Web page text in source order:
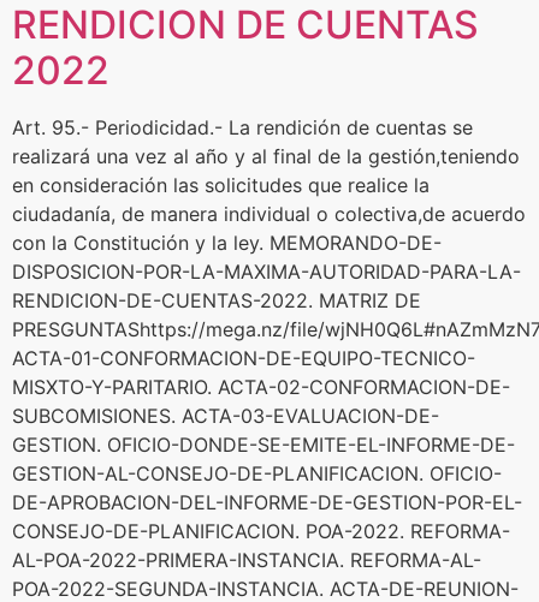
RENDICION DE CUENTAS
2022
Art. 95.- Periodicidad.- La rendición de cuentas se
realizará una vez al año y al final de la gestión,teniendo
en consideración las solicitudes que realice la
ciudadanía, de manera individual o colectiva,de acuerdo
con la Constitución y la ley. MEMORANDO-DE-
DISPOSICION-POR-LA-MAXIMA-AUTORIDAD-PARA-LA-
RENDICION-DE-CUENTAS-2022. MATRIZ DE
PRESGUNTAShttps://mega.nz/file/
ACTA-01-CONFORMACION-DE-EQUIPO-TECNICO-
MISXTO-Y-PARITARIO. ACTA-02-CONFORMACION-DE-
SUBCOMISIONES. ACTA-03-EVALUACION-DE-
GESTION. OFICIO-DONDE-SE-EMITE-EL-INFORME-DE-
GESTION-AL-CONSEJO-DE-PLANIFICACION. OFICIO-
DE-APROBACION-DEL-INFORME-DE-GESTION-POR-EL-
CONSEJO-DE-PLANIFICACION. POA-2022. REFORMA-
AL-POA-2022-PRIMERA-INSTANCIA. REFORMA-AL-
POA-2022-SEGUNDA-INSTANCIA. ACTA-DE-REUNION-